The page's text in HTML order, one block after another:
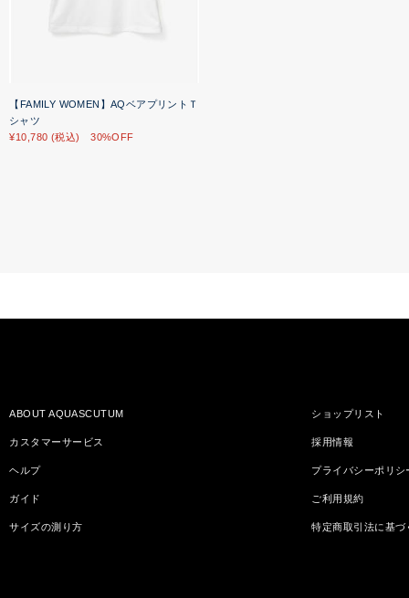
【FAMILY WOMEN】AQベアプリントＴ
シャツ
¥10,780 (税込) 30%OFF
ABOUT AQUASCUTUM
カスタマーサービス
ヘルプ
ガイド
サイズの測り方
ショップリスト
採用情報
プライバシーポリシ
ご利用規約
特定商取引法に基づ